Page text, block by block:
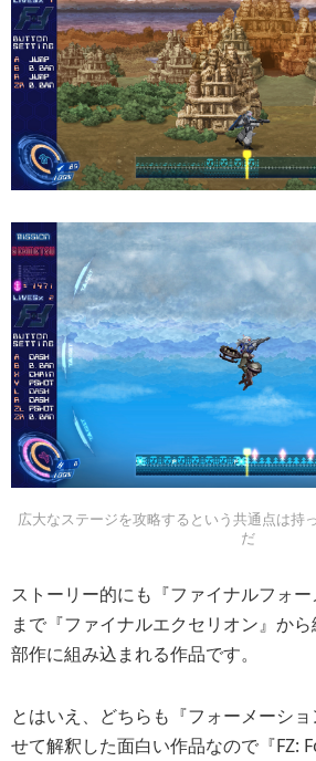
広大なステージを攻略するという共通点は持
だ
ストーリー的にも『ファイナルフォー
まで『ファイナルエクセリオン』か
部作に組み込まれる作品です。
とはいえ、どちらも『フォーメーシ
せて解釈した面白い作品なので『FZ: